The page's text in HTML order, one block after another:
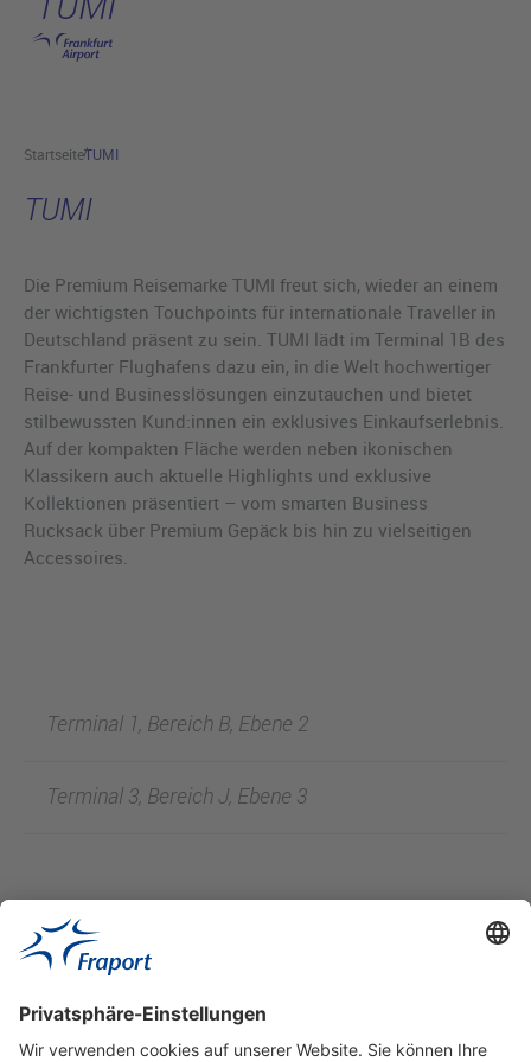
Hauptinhalt anspringen
StartseiteTUMI
TUMI
Die Premium Reisemarke TUMI freut sich, wieder an einem
der wichtigsten Touchpoints für internationale Traveller in
Deutschland präsent zu sein. TUMI lädt im Terminal 1B des
Frankfurter Flughafens dazu ein, in die Welt hochwertiger
Reise- und Businesslösungen einzutauchen und bietet
stilbewussten Kund:innen ein exklusives Einkaufserlebnis.
Auf der kompakten Fläche werden neben ikonischen
Klassikern auch aktuelle Highlights und exklusive
Kollektionen präsentiert – vom smarten Business
Rucksack über Premium Gepäck bis hin zu vielseitigen
Accessoires.
Terminal 1, Bereich B, Ebene 2
Terminal 3, Bereich J, Ebene 3